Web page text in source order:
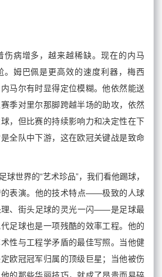
伤病增多，越来越稀缺。现在的内马
。姆巴佩是更高效的速度利器，梅西
内马尔有时显得定位模糊。他依然能送
季对里尔那脚跨越半场的助攻，依然
，但比赛的持续影响力和决定性在下
全队中下游，这在欧冠关键战是致命
球世界的“艺术珍品”，我们看他踢球，
的表演。他的技术特点——极致的人球
理、街头足球的灵光一闪——是足球最
足球也是一项残酷的效率工程。他的
性与工程学矛盾的最佳写照。当他健
欧冠冠军归属的顶级巨星；当他被伤
的那些华丽技巧，就成了昂贵而易碎